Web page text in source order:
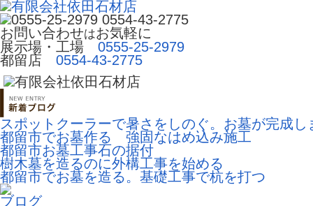
お問い合わせはお気軽に
展示場・工場  0555-25-2979
都留店 0554-43-2775
スポットクーラーで暑さをしのぐ。お墓が完成し
都留市でお墓作る 強固なはめ込み施工
都留市お墓工事石の据付
樹木墓を造るのに外構工事を始める
都留市でお墓を造る。基礎工事で杭を打つ
ブログ